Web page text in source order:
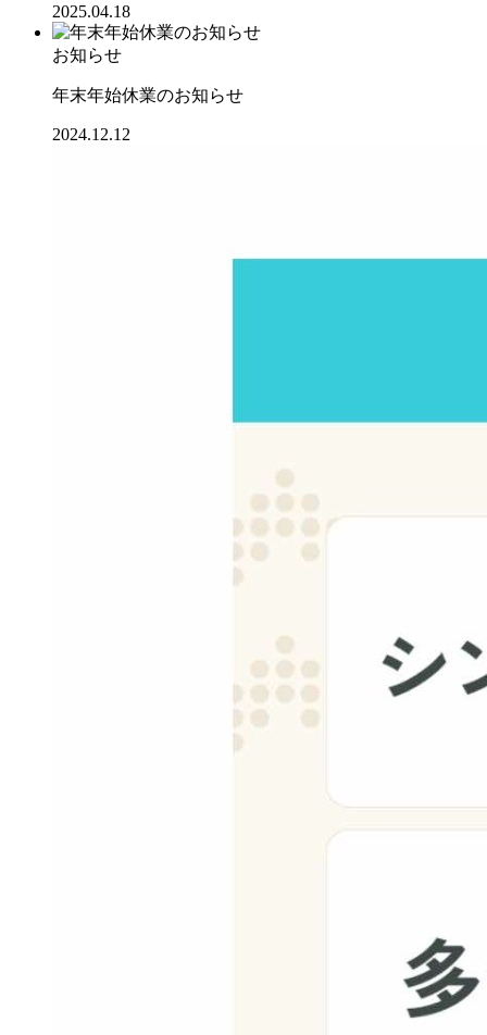
2025.04.18
お知らせ
年末年始休業のお知らせ
2024.12.12